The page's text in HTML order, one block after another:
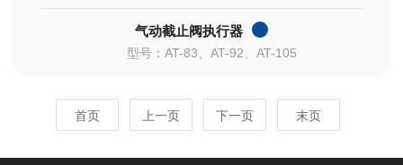
气动截止阀执行器
型号：AT-83、AT-92、AT-105
首页 上一页 下一页 末页